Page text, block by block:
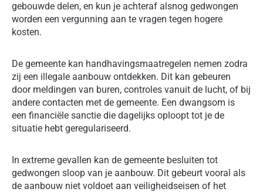
gebouwde delen, en kun je achteraf alsnog gedwongen
worden een vergunning aan te vragen tegen hogere
kosten.
De gemeente kan handhavingsmaatregelen nemen zodra
zij een illegale aanbouw ontdekken. Dit kan gebeuren
door meldingen van buren, controles vanuit de lucht, of bij
andere contacten met de gemeente. Een dwangsom is
een financiële sanctie die dagelijks oploopt tot je de
situatie hebt geregulariseerd.
In extreme gevallen kan de gemeente besluiten tot
gedwongen sloop van je aanbouw. Dit gebeurt vooral als
de aanbouw niet voldoet aan veiligheidseisen of het